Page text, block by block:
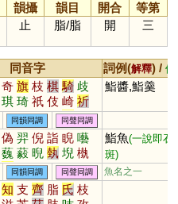
韻攝 韻目 開合
等第
止 脂/脂 開 三
同音字 詞例(解釋) / 備
奇 旗 枝 棋 騎 歧
琪 琦 祇 伎 崎 祈
畿 淇 鯕 頎 綦 亓
麒 丌 騏 埼 錡 旂
蚑 跂 萁 隑 鬿 鬐
濝 岓 碕 魕 玂 忯
蚚 蚔 鶀 鵸 秖 肵
鮨醬,鮨羹
同韻同調 同聲同調
偽 羿 倪 詣 睨 囈
蘶 藙 晲 埶 堄 槸
栺 燚
鮨魚(一說即石
斑)
同韻同調 同聲同調 魚名之一
知 支 齊 脂 氏 枝